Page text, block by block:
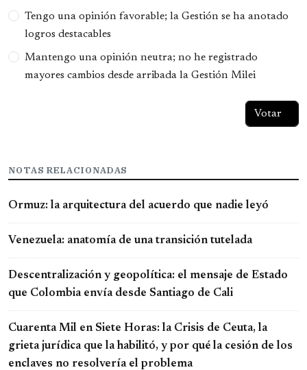
Tengo una opinión favorable; la Gestión se ha anotado
logros destacables
Mantengo una opinión neutra; no he registrado
mayores cambios desde arribada la Gestión Milei
NOTAS RELACIONADAS
Ormuz: la arquitectura del acuerdo que nadie leyó
Venezuela: anatomía de una transición tutelada
Descentralización y geopolítica: el mensaje de Estado
que Colombia envía desde Santiago de Cali
Cuarenta Mil en Siete Horas: la Crisis de Ceuta, la
grieta jurídica que la habilitó, y por qué la cesión de los
enclaves no resolvería el problema